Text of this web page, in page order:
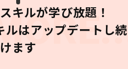
キルが学び放題！
ルはアップデートし続
けます